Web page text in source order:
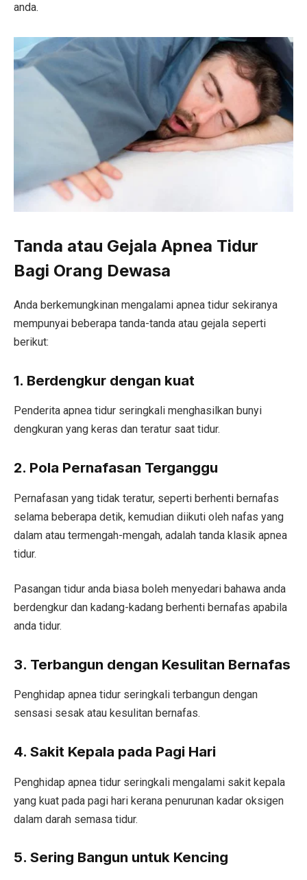
anda.
Tanda atau Gejala Apnea Tidur
Bagi Orang Dewasa
Anda berkemungkinan mengalami apnea tidur sekiranya
mempunyai beberapa tanda-tanda atau gejala seperti
berikut:
1. Berdengkur dengan kuat
Penderita apnea tidur seringkali menghasilkan bunyi
dengkuran yang keras dan teratur saat tidur.
2. Pola Pernafasan Terganggu
Pernafasan yang tidak teratur, seperti berhenti bernafas
selama beberapa detik, kemudian diikuti oleh nafas yang
dalam atau termengah-mengah, adalah tanda klasik apnea
tidur.
Pasangan tidur anda biasa boleh menyedari bahawa anda
berdengkur dan kadang-kadang berhenti bernafas apabila
anda tidur.
3. Terbangun dengan Kesulitan Bernafas
Penghidap apnea tidur seringkali terbangun dengan
sensasi sesak atau kesulitan bernafas.
4. Sakit Kepala pada Pagi Hari
Penghidap apnea tidur seringkali mengalami sakit kepala
yang kuat pada pagi hari kerana penurunan kadar oksigen
dalam darah semasa tidur.
5. Sering Bangun untuk Kencing